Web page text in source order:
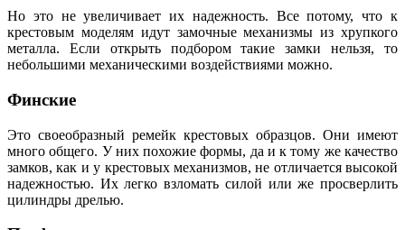
Но это не увеличивает их надежность. Все потому, что к
крестовым моделям идут замочные механизмы из хрупкого
металла. Если открыть подбором такие замки нельзя, то
небольшими механическими воздействиями можно.
Финские
Это своеобразный ремейк крестовых образцов. Они имеют
много общего. У них похожие формы, да и к тому же качество
замков, как и у крестовых механизмов, не отличается высокой
надежностью. Их легко взломать силой или же просверлить
цилиндры дрелью.